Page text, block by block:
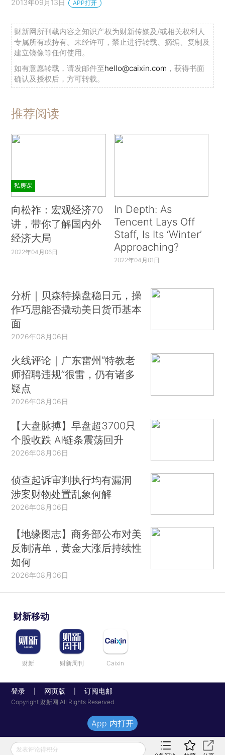
2013年09月13日 APP打开
财新网所刊载内容之知识产权为财新传媒及/或相关权利人
专属所有或持有。未经许可，禁止进行转载、摘编、复制及
建立镜像等任何使用。
如有意愿转载，请发邮件至hello@caixin.com ，获得书面
确认及授权后，方可转载。
推荐阅读
私房课
向松祚：宏观经济70
讲，带你了解国内外
经济大局
2022年04月06日
In Depth: As
Tencent Lays Off
Staff, Is Its ‘Winter’
Approaching?
2022年04月01日
分析｜贝森特操盘稳日元，操
作巧思能否撬动美日货币基本
面
2026年08月06日
火线评论｜广东雷州“特教老
师招聘违规”很雷，仍有诸多
疑点
2026年08月06日
【大盘脉搏】早盘超3700只
个股收跌 AI链条震荡回升
2026年08月06日
侦查起诉审判执行均有漏洞
涉案财物处置乱象何解
2026年08月06日
【地缘图志】商务部公布对美
反制清单，黄金大涨后持续性
如何
2026年08月06日
财新移动
财新 财新周刊 Caixin
登录 网页版 订阅电邮
Copyright 财新网 All Rights Reserved
发表评论得积分
App 内打开